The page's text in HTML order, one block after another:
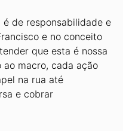
é de responsabi­lidade e
e no conceito
que esta é nossa
ao macro, cada ação
na rua até
e cobrar